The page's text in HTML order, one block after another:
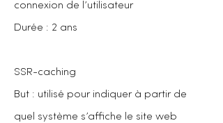
connexion de l’utilisateur
Durée : 2 ans
SSR-caching
But : utilisé pour indiquer à partir de
quel système s’affiche le site web